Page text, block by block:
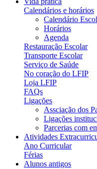
Calendários e horários
Calendário
Horários
Agenda
Restauração Escolar
Transporte Escolar
Serviço de Saúde
No coração do LFIP
Loja LFIP
FAQs
Ligações
Assciação dos
Ligações
Parcerias com
Atividades
Ano Curricular
Férias
Alunos antigos